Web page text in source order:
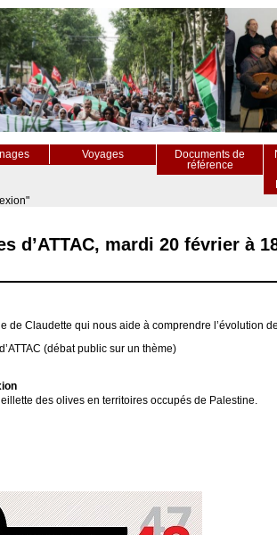
Voyages
Documents de
référence
d’ATTAC, mardi 20 février à
de Claudette qui nous aide à comprendre l’évolution
(débat public sur un thème)
des olives en territoires occupés de Palestine.